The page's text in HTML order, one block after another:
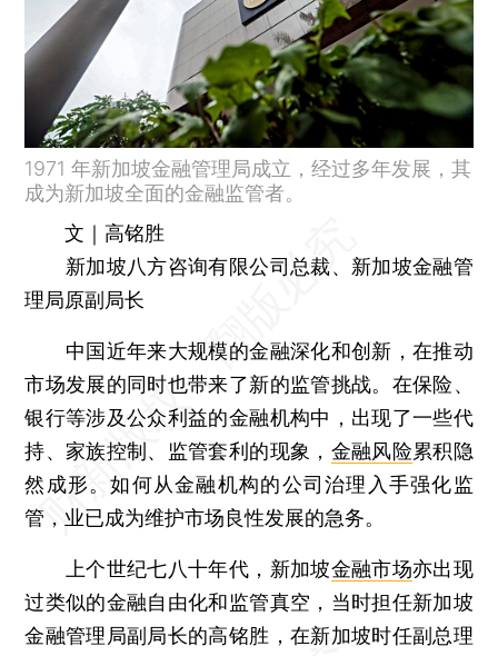
1971 年新加坡金融管理局成立，经过多年发展，其
成为新加坡全面的金融监管者。
文｜高铭胜
新加坡八方咨询有限公司总裁、新加坡金融管
理局原副局长
中国近年来大规模的金融深化和创新，在推动
市场发展的同时也带来了新的监管挑战。在保险、
银行等涉及公众利益的金融机构中，出现了一些代
持、家族控制、监管套利的现象， 金融风险累积隐
然成形。如何从金融机构的公司治理入手强化监
管，业已成为维护市场良性发展的急务。
上个世纪七八十年代，新加坡金融市场亦出现
过类似的金融自由化和监管真空，当时担任新加坡
金融管理局副局长的高铭胜，在新加坡时任副总理